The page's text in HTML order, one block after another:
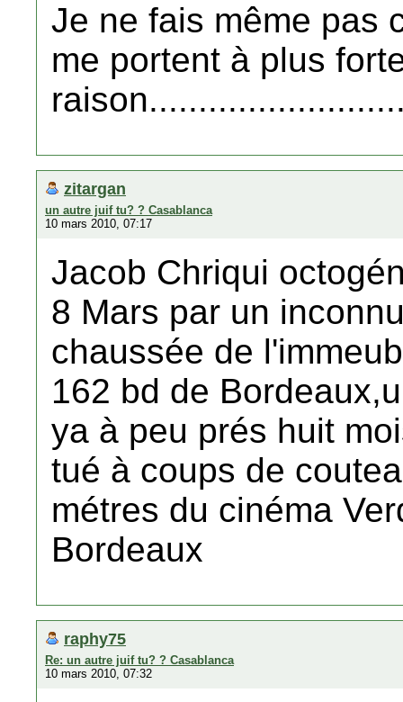
Je ne fais même pas
me portent à plus
zitargan
un autre juif tu? ? Casablanca
10 mars 2010, 07:17
Jacob Chriqui
8 Mars par un
chaussée de
162 bd de
ya à peu prés huit
tué à coups de
métres du cinéma
Bordeaux
raphy75
Re: un autre juif tu? ? Casablanca
10 mars 2010, 07:32